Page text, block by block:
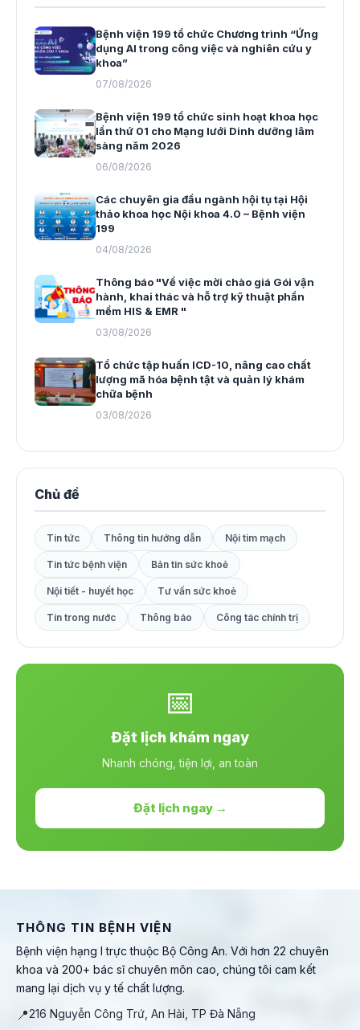
Bệnh viện 199 tổ chức Chương trình “Ứng
dụng AI trong công việc và nghiên cứu y
khoa”
07/08/2026
Bệnh viện 199 tổ chức sinh hoạt khoa học
lần thứ 01 cho Mạng lưới Dinh dưỡng lâm
sàng năm 2026
06/08/2026
Các chuyên gia đầu ngành hội tụ tại Hội
thảo khoa học Nội khoa 4.0 – Bệnh viện
199
04/08/2026
Thông báo "Về việc mời chào giá Gói vận
hành, khai thác và hỗ trợ kỹ thuật phần
mềm HIS & EMR "
03/08/2026
Tổ chức tập huấn ICD-10, nâng cao chất
lượng mã hóa bệnh tật và quản lý khám
chữa bệnh
03/08/2026
Chủ đề
Tin tức Thông tin hướng dẫn Nội tim mạch
Tin tức bệnh viện Bản tin sức khoẻ
Nội tiết - huyết học Tư vấn sức khoẻ
Tin trong nước Thông báo Công tác chính trị
📅
Đặt lịch khám ngay
Nhanh chóng, tiện lợi, an toàn
Đặt lịch ngay →
THÔNG TIN BỆNH VIỆN
Bệnh viện hạng I trực thuộc Bộ Công An. Với hơn 22 chuyên
khoa và 200+ bác sĩ chuyên môn cao, chúng tôi cam kết
mang lại dịch vụ y tế chất lượng.
📍216 Nguyễn Công Trứ, An Hải, TP Đà Nẵng